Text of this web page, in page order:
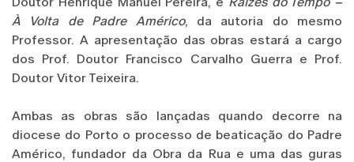
À Volta de Padre Américo, da autoria do mesmo
Professor. A apresentação das obras estará a cargo
dos Prof. Doutor Francisco Carvalho Guerra e Prof.
Doutor Vitor Teixeira.
Ambas as obras são lançadas quando decorre na
diocese do Porto o processo de beaticação do Padre
Américo, fundador da Obra da Rua e uma das guras